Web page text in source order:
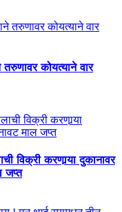
तरुणावर कोयत्याने वार
विक्री करणार्‍या दुकानावर
जप्त